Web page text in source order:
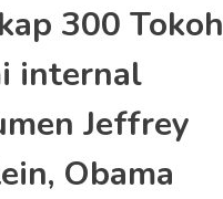
300 Tokoh
internal
Jeffrey
Obama